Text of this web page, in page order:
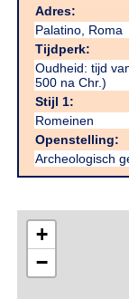
Adres:
Palatino, Roma
Tijdperk:
Oudheid: tijd
500 na Chr.)
Stijl 1:
Romeinen
Openstelling:
Archeologisch
+
−